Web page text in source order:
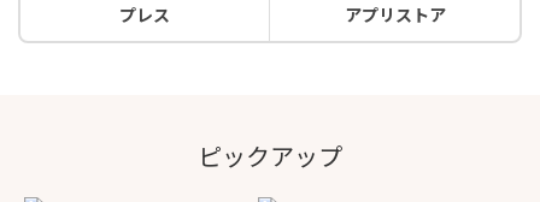
プレス アプリストア
ピックアップ